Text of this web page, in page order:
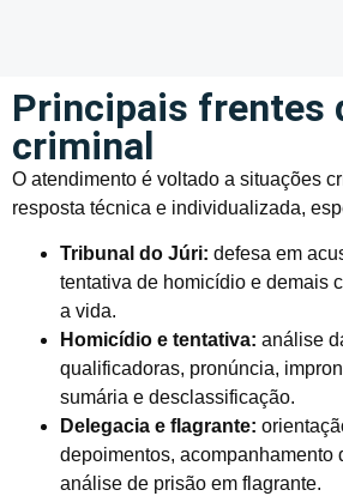
Principais frentes
criminal
O atendimento é voltado a situações
resposta técnica e individualizada,
Tribunal do Júri: defesa em
tentativa de homicídio e demais
a vida.
Homicídio e tentativa: análise
qualificadoras, pronúncia,
sumária e desclassificação.
Delegacia e flagrante:
depoimentos, acompanhamento
análise de prisão em flagrante.